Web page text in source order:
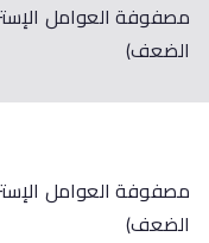
مصفوفة العوامل
الضعف)
مصفوفة العوامل
الضعف)